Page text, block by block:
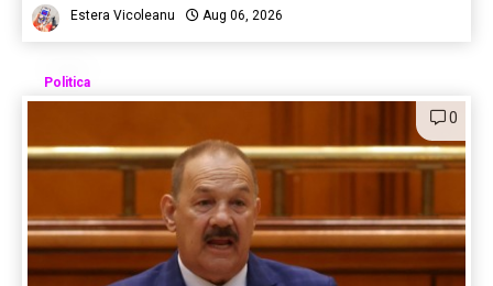
Estera Vicoleanu Aug 06, 2026
Politica
0